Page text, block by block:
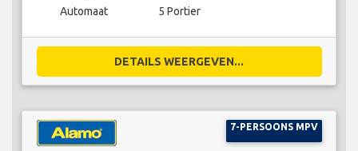
Automaat 5 Portier
DETAILS WEERGEVEN...
7-PERSOONS MPV